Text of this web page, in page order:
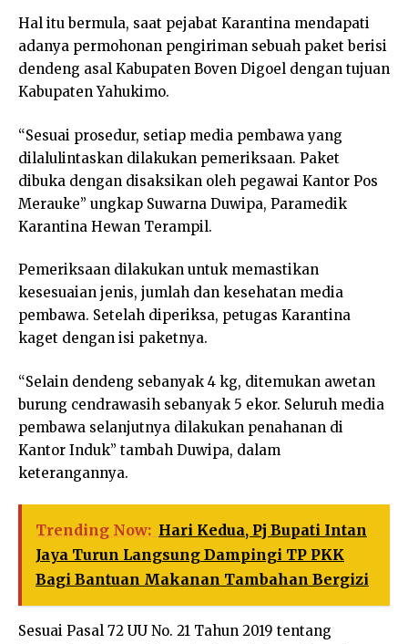
Hal itu bermula, saat pejabat Karantina mendapati
adanya permohonan pengiriman sebuah paket berisi
dendeng asal Kabupaten Boven Digoel dengan tujuan
Kabupaten Yahukimo.
“Sesuai prosedur, setiap media pembawa yang
dilalulintaskan dilakukan pemeriksaan. Paket
dibuka dengan disaksikan oleh pegawai Kantor Pos
Merauke” ungkap Suwarna Duwipa, Paramedik
Karantina Hewan Terampil.
Pemeriksaan dilakukan untuk memastikan
kesesuaian jenis, jumlah dan kesehatan media
pembawa. Setelah diperiksa, petugas Karantina
kaget dengan isi paketnya.
“Selain dendeng sebanyak 4 kg, ditemukan awetan
burung cendrawasih sebanyak 5 ekor. Seluruh media
pembawa selanjutnya dilakukan penahanan di
Kantor Induk” tambah Duwipa, dalam
keterangannya.
Trending Now: Hari Kedua, Pj Bupati Intan
Jaya Turun Langsung Dampingi TP PKK
Bagi Bantuan Makanan Tambahan Bergizi
Sesuai Pasal 72 UU No. 21 Tahun 2019 tentang